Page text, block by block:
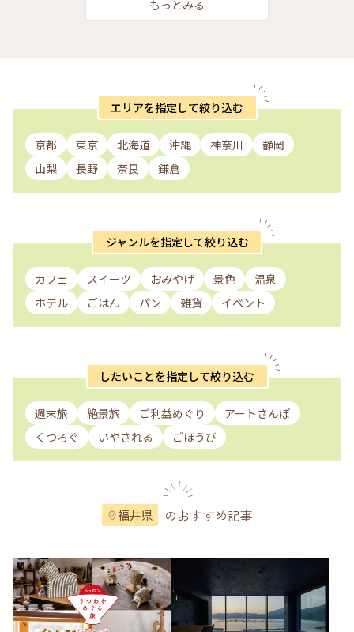
もっとみる
エリアを指定して絞り込む
京都 東京 北海道 沖縄 神奈川
静岡
山梨
長野 奈良 鎌倉
ジャンルを指定して絞り込む
カフェ スイーツ おみやげ 景色
温泉
ホテル
ごはん パン 雑貨 イベント
したいことを指定して絞り込む
週末旅 絶景旅 ご利益めぐり
アートさんぽ
くつろぐ
いやされる ごほうび
福井県 のおすすめ記事